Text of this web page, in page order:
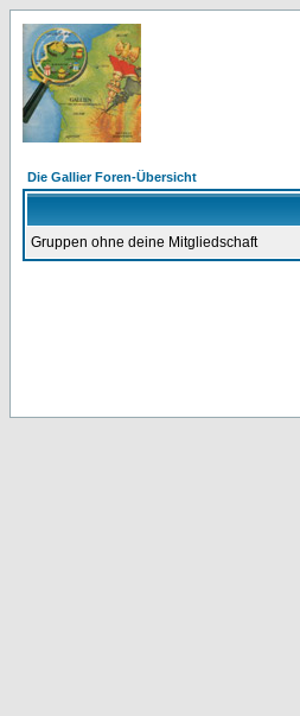
Die Gallier Foren-Übersicht
Gruppen ohne deine Mitgliedschaft